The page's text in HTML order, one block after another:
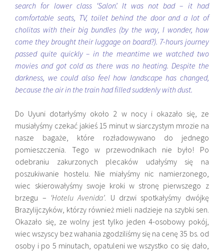
search for lower class ‘Salon’. It was not bad – it had
comfortable seats, TV, toilet behind the door and a lot of
cholitas with their big bundles (by the way, I wonder, how
come they brought their luggage on board?). 7-hours journey
passed quite quickly – in the meantime we watched two
movies and got cold as there was no heating. Despite the
darkness, we could also feel how landscape has changed,
because the air in the train had filled suddenly with dust.
Do Uyuni dotarłyśmy około 2 w nocy i okazało się, ze
musiałyśmy czekać jakieś 15 minut w siarczystym mrozie na
nasze bagaże, które rozładowywano do jednego
pomieszczenia. Tego w przewodnikach nie było! Po
odebraniu zakurzonych plecaków udałyśmy się na
poszukiwanie hostelu. Nie miałyśmy nic namierzonego,
wiec skierowałyśmy swoje kroki w stronę pierwszego z
brzegu – ‘Hotelu Avenida’. U drzwi spotkałyśmy dwójkę
Brazylijczyków, którzy również mieli nadzieje na szybki sen.
Okazało się, ze wolny jest tylko jeden 4-osobowy pokój,
wiec wszyscy bez wahania zgodziliśmy się na cenę 35 bs. od
osoby i po 5 minutach, opatuleni we wszystko co się dało,